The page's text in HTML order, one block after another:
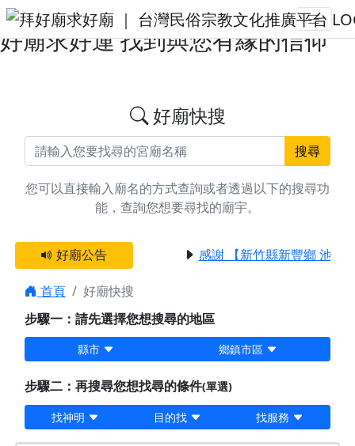
搜尋高雄市合婚/娶嫁廟宇資料 | 拜
好廟求好運 找到與您有緣的信仰
好廟快搜
搜尋
您可以直接輸入廟名的方式查詢或者透過以下的搜尋功
能，查詢您想要尋找的廟宇。
好廟公告 感謝 【新竹縣新豐鄉 池和
首頁
好廟快搜
步驟一：請先選擇您想搜尋的地區
縣市 鄉鎮市區
步驟二：再搜尋您想找尋的條件(單選)
找神明 目的找 找服務